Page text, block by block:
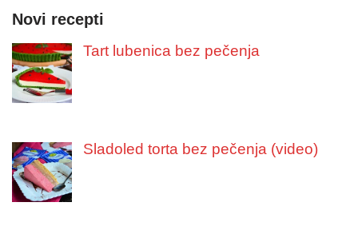
Novi recepti
Tart lubenica bez pečenja
Sladoled torta bez pečenja (video)